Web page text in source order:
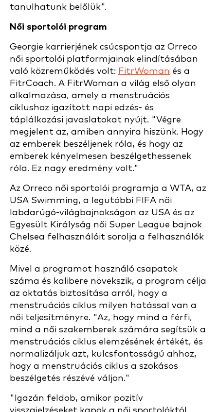
tanulhatunk belőlük".
Női sportolói program
Georgie karrierjének csúcspontja az Orreco
női sportolói platformjainak elindításában
való közreműködés volt: FitrWoman és a
FitrCoach. A FitrWoman a világ első olyan
alkalmazása, amely a menstruációs
ciklushoz igazított napi edzés- és
táplálkozási javaslatokat nyújt. "Végre
megjelent az, amiben annyira hiszünk. Hogy
az emberek beszéljenek róla, és hogy az
emberek kényelmesen beszélgethessenek
róla. Ez nagy eredmény volt."
Az Orreco női sportolói programja a WTA, az
USA Swimming, a legutóbbi FIFA női
labdarúgó-világbajnokságon az USA és az
Egyesült Királyság női Super League bajnok
Chelsea felhasználóit sorolja a felhasználók
közé.
Mivel a programot használó csapatok
száma és kalibere növekszik, a program célja
az oktatás biztosítása arról, hogy a
menstruációs ciklus milyen hatással van a
női teljesítményre. "Az, hogy mind a férfi,
mind a női szakemberek számára segítsük a
menstruációs ciklus elemzésének értékét, és
normalizáljuk azt, kulcsfontosságú ahhoz,
hogy a menstruációs ciklus a szokásos
beszélgetés részévé váljon."
"Igazán feldob, amikor pozitív